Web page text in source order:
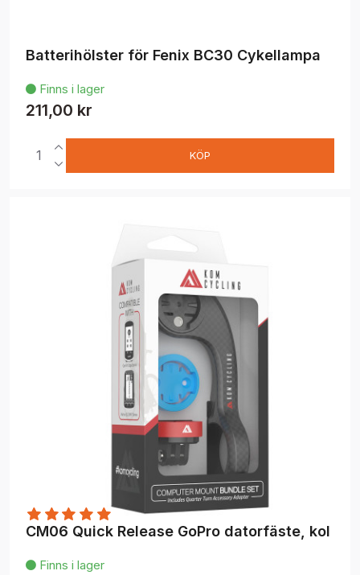
 Finns i lager
Batterihölster för Fenix BC30 Cykellampa
211,00 kr
KÖP
 Finns i lager
CM06 Quick Release GoPro datorfäste, kol